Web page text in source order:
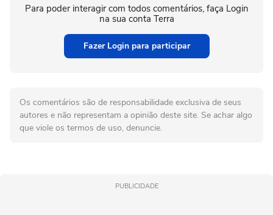
Para poder interagir com todos comentários, faça Login
na sua conta Terra
Fazer Login para participar
Os comentários são de responsabilidade exclusiva de seus
autores e não representam a opinião deste site. Se achar algo
que viole os termos de uso, denuncie.
PUBLICIDADE